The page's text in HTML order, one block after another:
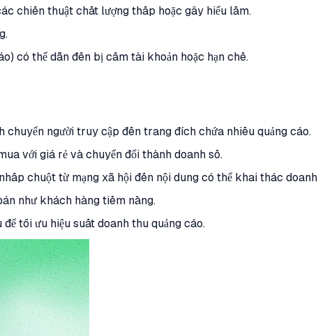
chiến thuật chất lượng thấp hoặc gây hiểu lầm.
có thể dẫn đến bị cấm tài khoản hoặc hạn chế.
người truy cập đến trang đích chứa nhiều quảng cáo.
với giá rẻ và chuyển đổi thành doanh số.
chuột từ mạng xã hội đến nội dung có thể khai thác
như khách hàng tiềm năng.
tối ưu hiệu suất doanh thu quảng cáo.